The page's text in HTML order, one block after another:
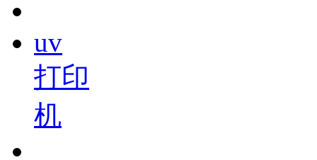
uv
打印
机